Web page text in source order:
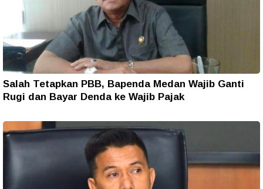
Salah Tetapkan PBB, Bapenda Medan Wajib Ganti
Rugi dan Bayar Denda ke Wajib Pajak